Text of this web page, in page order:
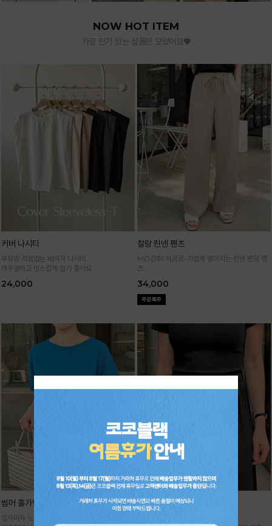
NOW HOT ITEM
가장 인기 있는 상품만 모았어요♥
커버 나시티
부유방 걱정없는 베이직 나시티
캐주얼하고 멋스럽게 입기 좋아요
24,000
찰랑 린넨 팬츠
MD강추! 차르르-가볍게 떨어지는 린넨 밴딩 팬
츠
34,000
썸머 홀가먼트 니트
입자마자 느껴지는 고급스러움,
기획 썸머 하렘 팬츠